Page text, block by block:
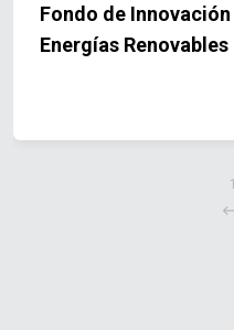
Fondo de Innovación
Energías Renovables
1